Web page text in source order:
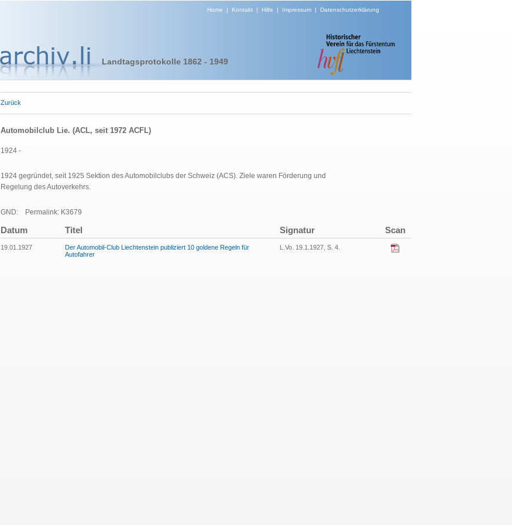
Home | Kontakt| Hilfe | Impressum| Datenschutzerklärung
Landtagsprotokolle 1862 - 1949
Zurück
Automobilclub Lie. (ACL, seit 1972 ACFL)
1924 -
1924 gegründet, seit 1925 Sektion des Automobilclubs der Schweiz (ACS). Ziele waren Förderung und
Regelung des Autoverkehrs.
GND: Permalink: K3679
Datum Titel Signatur Scan
19.01.1927
Der Automobil-Club Liechtenstein publiziert 10 goldene Regeln für
Autofahrer
L.Vo. 19.1.1927, S. 4.